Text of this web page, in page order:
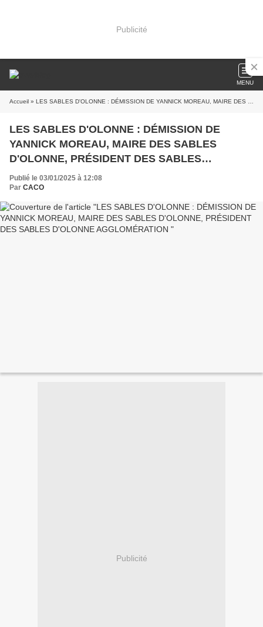
Publicité
MENU
Accueil » LES SABLES D'OLONNE : DÉMISSION DE YANNICK MOREAU, MAIRE DES SABLES D'OLONNE, PRÉSIDENT DES SABLES D'OLONNE AGGLOMÉRATION
LES SABLES D'OLONNE : DÉMISSION DE
YANNICK MOREAU, MAIRE DES SABLES
D'OLONNE, PRÉSIDENT DES SABLES
D'OLONNE AGGLOMÉRATION
Publié le 03/01/2025 à 12:08
Par CACO
Publicité